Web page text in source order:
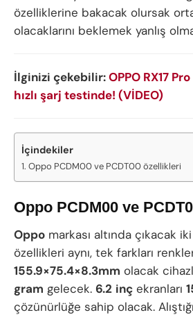
özelliklerine bakacak olursak
olacaklarını beklemek yanlış
İlginizi çekebilir:OPPO RX17
hızlı şarj testinde! (VİDEO)
İçindekiler
Oppo PCDM00 ve PCDT00 özellikleri
Oppo PCDM00 ve
Oppo markası altında çıkacak
özellikleri aynı, tek farkları
155.9×75.4×8.3mm olacak
gram gelecek. 6.2 inç ekranları
çözünürlüğe sahip olacak.